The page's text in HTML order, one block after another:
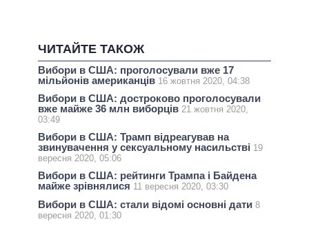
ЧИТАЙТЕ ТАКОЖ
Вибори в США: проголосували вже 17
мільйонів американців 16 жовтня 2020, 04:38
Вибори в США: достроково проголосували
вже майже 36 млн виборців 21 жовтня 2020,
03:49
Вибори в США: Трамп відреагував на
звинувачення у сексуальному насильстві 19
вересня 2020, 05:06
Вибори в США: рейтинги Трампа і Байдена
майже зрівнялися 11 вересня 2020, 03:30
Вибори в США: стали відомі основні дати 8
вересня 2020, 01:30